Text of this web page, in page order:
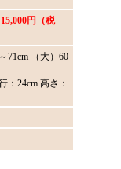
15,000円（税
71cm （大）60
：24cm 高さ：